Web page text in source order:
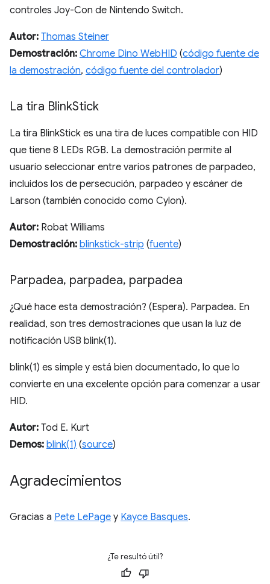
controles Joy-Con de Nintendo Switch.
Autor: Thomas Steiner
Demostración: Chrome Dino WebHID (código fuente de
la demostración, código fuente del controlador)
La tira BlinkStick
La tira BlinkStick es una tira de luces compatible con HID
que tiene 8 LEDs RGB. La demostración permite al
usuario seleccionar entre varios patrones de parpadeo,
incluidos los de persecución, parpadeo y escáner de
Larson (también conocido como Cylon).
Autor: Robat Williams
Demostración: blinkstick-strip (fuente)
Parpadea, parpadea, parpadea
¿Qué hace esta demostración? (Espera). Parpadea. En
realidad, son tres demostraciones que usan la luz de
notificación USB blink(1).
blink(1) es simple y está bien documentado, lo que lo
convierte en una excelente opción para comenzar a usar
HID.
Autor: Tod E. Kurt
Demos: blink(1) (source)
Agradecimientos
Gracias a Pete LePage y Kayce Basques.
¿Te resultó útil?